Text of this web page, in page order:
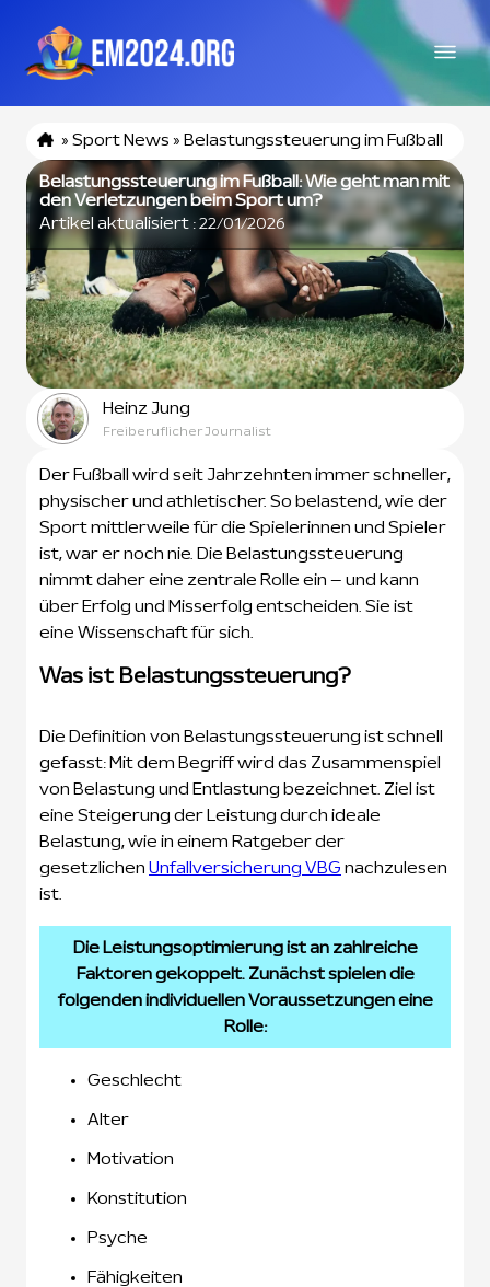
» Sport News » Belastungssteuerung im Fußball
Belastungssteuerung im Fußball: Wie geht man mit
den Verletzungen beim Sport um?
Artikel aktualisiert : 22/01/2026
Heinz Jung
Freiberuflicher Journalist
Der Fußball wird seit Jahrzehnten immer schneller,
physischer und athletischer. So belastend, wie der
Sport mittlerweile für die Spielerinnen und Spieler
ist, war er noch nie. Die Belastungssteuerung
nimmt daher eine zentrale Rolle ein – und kann
über Erfolg und Misserfolg entscheiden. Sie ist
eine Wissenschaft für sich.
Was ist Belastungssteuerung?
Die Definition von Belastungssteuerung ist schnell
gefasst: Mit dem Begriff wird das Zusammenspiel
von Belastung und Entlastung bezeichnet. Ziel ist
eine Steigerung der Leistung durch ideale
Belastung, wie in einem Ratgeber der
gesetzlichen Unfallversicherung VBG nachzulesen
ist.
Die Leistungsoptimierung ist an zahlreiche
Faktoren gekoppelt. Zunächst spielen die
folgenden individuellen Voraussetzungen eine
Rolle:
Geschlecht
Alter
Motivation
Konstitution
Psyche
Fähigkeiten